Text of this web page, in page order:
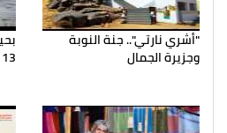
"أشري نارتي".. جنة النوبة
وجزيرة الجمال 13 نوعًا من الطيور المهددة